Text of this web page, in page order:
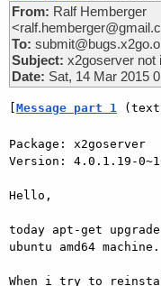
From: Ralf Hemberger
To:
Subject: x2goserver not
Date: Sat, 14 Mar 2015
[Message part 1
Package: x2goserver
Version: 4.0.1.19-
Hello,
today apt-get upgrade
ubuntu amd64 machine.
When i try to